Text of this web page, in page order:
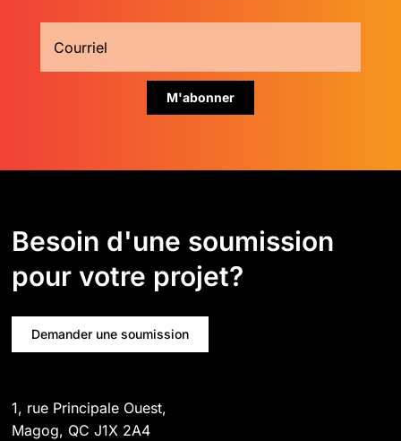
Besoin d'une soumission
pour votre projet?
Demander une soumission
1, rue Principale Ouest,
Magog, QC J1X 2A4